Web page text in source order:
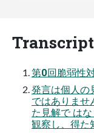
Transcript
第0回脆弱性
発言は個人の
ではありませ
た見解で は
観察し、得た